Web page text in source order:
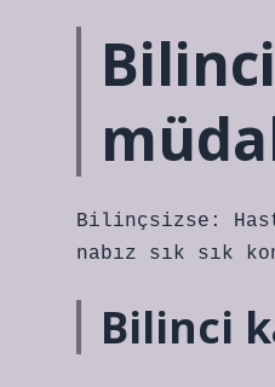
Bilinçsizse:
nabız sık sık
Bilinci